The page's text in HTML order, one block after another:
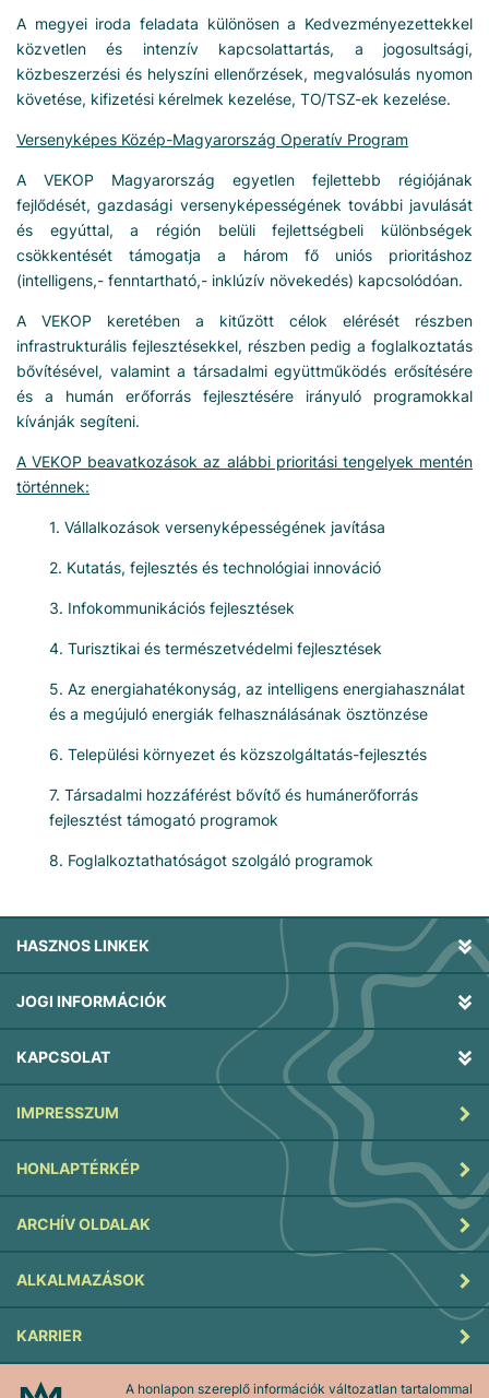
A megyei iroda feladata különösen a Kedvezményezettekkel
közvetlen és intenzív kapcsolattartás, a jogosultsági,
közbeszerzési és helyszíni ellenőrzések, megvalósulás nyomon
követése, kifizetési kérelmek kezelése, TO/TSZ-ek kezelése.
Versenyképes Közép-Magyarország Operatív Program
A VEKOP Magyarország egyetlen fejlettebb régiójának
fejlődését, gazdasági versenyképességének további javulását
és egyúttal, a régión belüli fejlettségbeli különbségek
csökkentését támogatja a három fő uniós prioritáshoz
(intelligens,- fenntartható,- inklúzív növekedés) kapcsolódóan.
A VEKOP keretében a kitűzött célok elérését részben
infrastrukturális fejlesztésekkel, részben pedig a foglalkoztatás
bővítésével, valamint a társadalmi együttműködés erősítésére
és a humán erőforrás fejlesztésére irányuló programokkal
kívánják segíteni.
A VEKOP beavatkozások az alábbi prioritási tengelyek mentén
történnek:
1. Vállalkozások versenyképességének javítása
2. Kutatás, fejlesztés és technológiai innováció
3. Infokommunikációs fejlesztések
4. Turisztikai és természetvédelmi fejlesztések
5. Az energiahatékonyság, az intelligens energiahasználat
és a megújuló energiák felhasználásának ösztönzése
6. Települési környezet és közszolgáltatás-fejlesztés
7. Társadalmi hozzáférést bővítő és humánerőforrás
fejlesztést támogató programok
8. Foglalkoztathatóságot szolgáló programok
HASZNOS LINKEK
JOGI INFORMÁCIÓK
KAPCSOLAT
IMPRESSZUM
HONLAPTÉRKÉP
ARCHÍV OLDALAK
ALKALMAZÁSOK
KARRIER
A honlapon szereplő információk változatlan tartalommal